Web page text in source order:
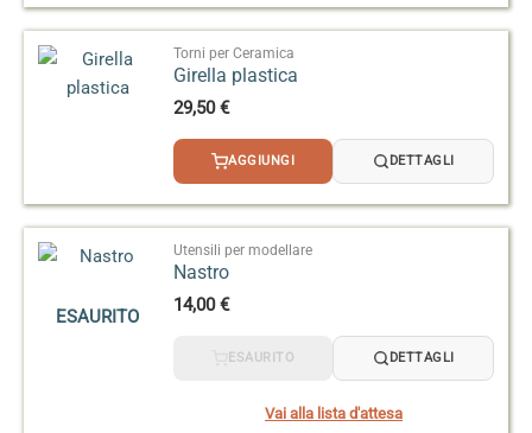
14,50 €
Torni per Ceramica
Girella plastica
29,50€
AGGIUNGI DETTAGLI
ESAURITO
Utensili per modellare
Nastro
14,00€
ESAURITO DETTAGLI
Vai alla lista d'attesa